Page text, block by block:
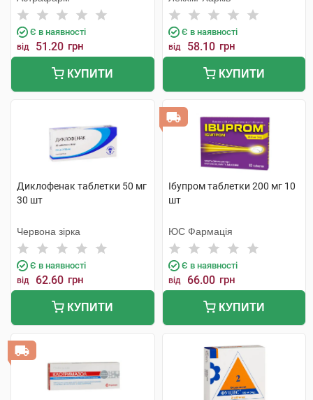
Є в наявності
від 51.20 грн
КУПИТИ
Є в наявності
від 58.10 грн
КУПИТИ
Диклофенак таблетки 50 мг
30 шт
Червона зірка
Є в наявності
від 62.60 грн
КУПИТИ
Ібупром таблетки 200 мг 10
шт
ЮС Фармація
Є в наявності
від 66.00 грн
КУПИТИ